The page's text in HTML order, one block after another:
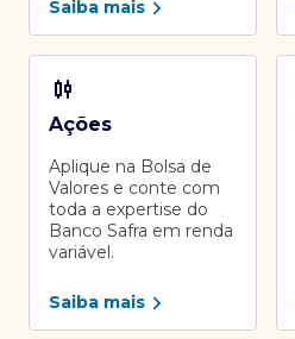
Saiba mais
Ações
Aplique na Bolsa de
Valores e conte com
toda a expertise do
Banco Safra em renda
variável.
Saiba mais